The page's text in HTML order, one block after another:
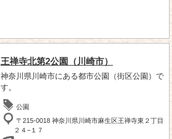
王禅寺北第2公園（川崎市）
神奈川県川崎市にある都市公園（街区公園）で
す。
公園
〒215-0018 神奈川県川崎市麻生区王禅寺東２丁目
２４−１７